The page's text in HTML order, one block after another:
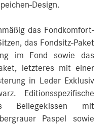
Design.
das Fondkomfort-
das Fondsitz-Paket
im Fond sowie das
letzteres mit einer
in Leder Exklusiv
Editionsspezifische
Beilegekissen mit
Paspel sowie